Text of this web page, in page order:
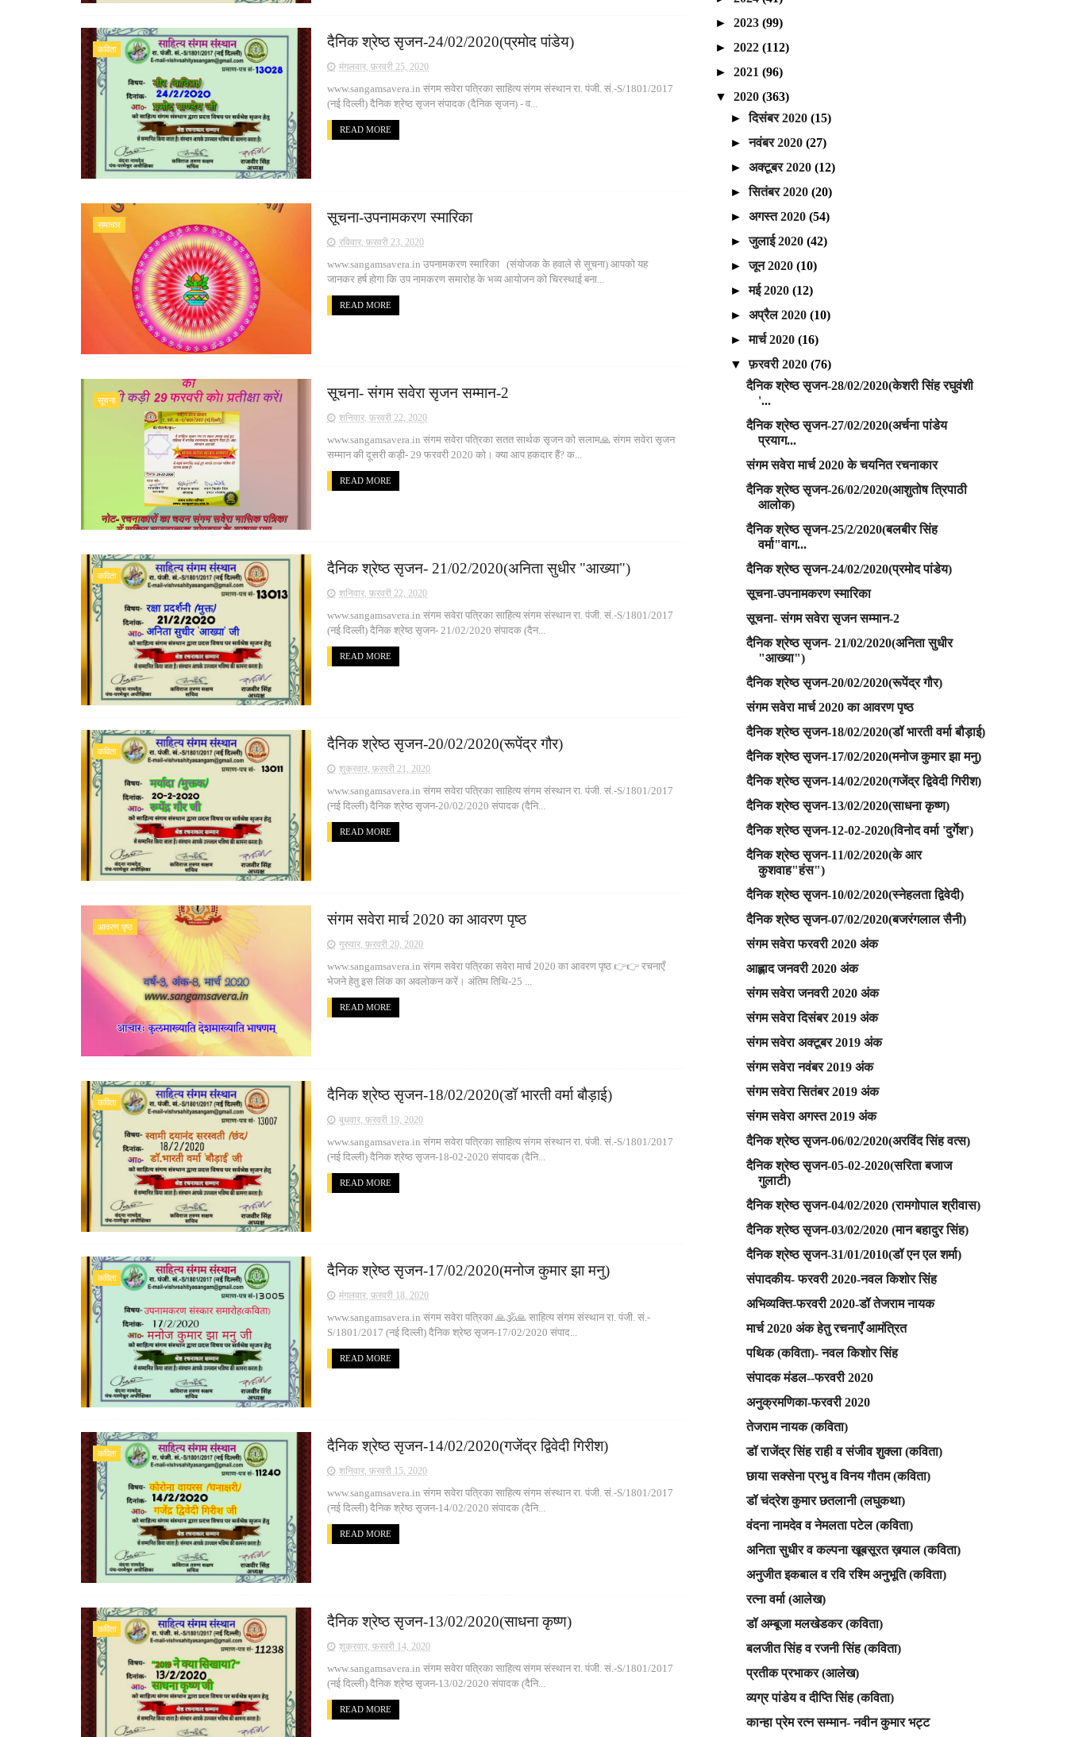
कविता दैनिक श्रेष्ठ सृजन-24/02/2020(प्रमोद पांडेय)
मंगलवार, फ़रवरी 25, 2020
www.sangamsavera.in संगम सवेरा पत्रिका साहित्य संगम संस्थान रा. पंजी. सं.-S/1801/2017
(नई दिल्ली) दैनिक श्रेष्ठ सृजन संपादक (दैनिक सृजन) - व...
READ MORE
समाचार सूचना-उपनामकरण स्मारिका
रविवार, फ़रवरी 23, 2020
www.sangamsavera.in उपनामकरण स्मारिका (संयोजक के हवाले से सूचना) आपको यह
जानकर हर्ष होगा कि उप नामकरण समारोह के भव्य आयोजन को चिरस्थाई बना...
READ MORE
सूचना सूचना- संगम सवेरा सृजन सम्मान-2
शनिवार, फ़रवरी 22, 2020
www.sangamsavera.in संगम सवेरा पत्रिका सतत सार्थक सृजन को सलाम🙏 संगम सवेरा सृजन
सम्मान की दूसरी कड़ी- 29 फरवरी 2020 को। क्या आप हकदार हैं? क...
READ MORE
कविता दैनिक श्रेष्ठ सृजन- 21/02/2020(अनिता सुधीर "आख्या")
शनिवार, फ़रवरी 22, 2020
www.sangamsavera.in संगम सवेरा पत्रिका साहित्य संगम संस्थान रा. पंजी. सं.-S/1801/2017
(नई दिल्ली) दैनिक श्रेष्ठ सृजन- 21/02/2020 संपादक (दैन...
READ MORE
कविता दैनिक श्रेष्ठ सृजन-20/02/2020(रूपेंद्र गौर)
शुक्रवार, फ़रवरी 21, 2020
www.sangamsavera.in संगम सवेरा पत्रिका साहित्य संगम संस्थान रा. पंजी. सं.-S/1801/2017
(नई दिल्ली) दैनिक श्रेष्ठ सृजन-20/02/2020 संपादक (दैनि...
READ MORE
आवरण पृष्ठ संगम सवेरा मार्च 2020 का आवरण पृष्ठ
गुरुवार, फ़रवरी 20, 2020
www.sangamsavera.in संगम सवेरा पत्रिका सवेरा मार्च 2020 का आवरण पृष्ठ 👉👉 रचनाएँ
भेजने हेतु इस लिंक का अवलोकन करें। अंतिम तिथि-25 ...
READ MORE
कविता दैनिक श्रेष्ठ सृजन-18/02/2020(डॉ भारती वर्मा बौड़ाई)
बुधवार, फ़रवरी 19, 2020
www.sangamsavera.in संगम सवेरा पत्रिका साहित्य संगम संस्थान रा. पंजी. सं.-S/1801/2017
(नई दिल्ली) दैनिक श्रेष्ठ सृजन-18-02-2020 संपादक (दैनि...
READ MORE
कविता दैनिक श्रेष्ठ सृजन-17/02/2020(मनोज कुमार झा मनु)
मंगलवार, फ़रवरी 18, 2020
www.sangamsavera.in संगम सवेरा पत्रिका 🙏🕉🙏 साहित्य संगम संस्थान रा. पंजी. सं.-
S/1801/2017 (नई दिल्ली) दैनिक श्रेष्ठ सृजन-17/02/2020 संपाद...
READ MORE
कविता दैनिक श्रेष्ठ सृजन-14/02/2020(गजेंद्र द्विवेदी गिरीश)
शनिवार, फ़रवरी 15, 2020
www.sangamsavera.in संगम सवेरा पत्रिका साहित्य संगम संस्थान रा. पंजी. सं.-S/1801/2017
(नई दिल्ली) दैनिक श्रेष्ठ सृजन-14/02/2020 संपादक (दैनि...
READ MORE
कविता दैनिक श्रेष्ठ सृजन-13/02/2020(साधना कृष्ण)
शुक्रवार, फ़रवरी 14, 2020
www.sangamsavera.in संगम सवेरा पत्रिका साहित्य संगम संस्थान रा. पंजी. सं.-S/1801/2017
(नई दिल्ली) दैनिक श्रेष्ठ सृजन-13/02/2020 संपादक (दैनि...
READ MORE
► 2023 (99)
► 2022 (112)
► 2021 (96)
▼ 2020 (363)
►दिसंबर 2020(15)
►नवंबर 2020(27)
►अक्टूबर 2020(12)
►सितंबर 2020(20)
►अगस्त 2020(54)
►जुलाई 2020(42)
►जून 2020(10)
►मई 2020(12)
►अप्रैल 2020(10)
►मार्च 2020(16)
▼फ़रवरी 2020(76)
दैनिक श्रेष्ठ सृजन-28/02/2020(केशरी सिंह रघुवंशी
'...
दैनिक श्रेष्ठ सृजन-27/02/2020(अर्चना पांडेय
प्रयाग...
संगम सवेरा मार्च 2020 के चयनित रचनाकार
दैनिक श्रेष्ठ सृजन-26/02/2020(आशुतोष त्रिपाठी
आलोक)
दैनिक श्रेष्ठ सृजन-25/2/2020(बलबीर सिंह
वर्मा"वाग...
दैनिक श्रेष्ठ सृजन-24/02/2020(प्रमोद पांडेय)
सूचना-उपनामकरण स्मारिका
सूचना- संगम सवेरा सृजन सम्मान-2
दैनिक श्रेष्ठ सृजन- 21/02/2020(अनिता सुधीर
"आख्या")
दैनिक श्रेष्ठ सृजन-20/02/2020(रूपेंद्र गौर)
संगम सवेरा मार्च 2020 का आवरण पृष्ठ
दैनिक श्रेष्ठ सृजन-18/02/2020(डॉ भारती वर्मा बौड़ाई)
दैनिक श्रेष्ठ सृजन-17/02/2020(मनोज कुमार झा मनु)
दैनिक श्रेष्ठ सृजन-14/02/2020(गजेंद्र द्विवेदी गिरीश)
दैनिक श्रेष्ठ सृजन-13/02/2020(साधना कृष्ण)
दैनिक श्रेष्ठ सृजन-12-02-2020(विनोद वर्मा 'दुर्गेश')
दैनिक श्रेष्ठ सृजन-11/02/2020(के आर
कुशवाह"हंस")
दैनिक श्रेष्ठ सृजन-10/02/2020(स्नेहलता द्विवेदी)
दैनिक श्रेष्ठ सृजन-07/02/2020(बजरंगलाल सैनी)
संगम सवेरा फरवरी 2020 अंक
आह्लाद जनवरी 2020 अंक
संगम सवेरा जनवरी 2020 अंक
संगम सवेरा दिसंबर 2019 अंक
संगम सवेरा अक्टूबर 2019 अंक
संगम सवेरा नवंबर 2019 अंक
संगम सवेरा सितंबर 2019 अंक
संगम सवेरा अगस्त 2019 अंक
दैनिक श्रेष्ठ सृजन-06/02/2020(अरविंद सिंह वत्स)
दैनिक श्रेष्ठ सृजन-05-02-2020(सरिता बजाज
गुलाटी)
दैनिक श्रेष्ठ सृजन-04/02/2020 (रामगोपाल श्रीवास)
दैनिक श्रेष्ठ सृजन-03/02/2020 (मान बहादुर सिंह)
दैनिक श्रेष्ठ सृजन-31/01/2010(डॉ एन एल शर्मा)
संपादकीय- फरवरी 2020-नवल किशोर सिंह
अभिव्यक्ति-फरवरी 2020-डॉ तेजराम नायक
मार्च 2020 अंक हेतु रचनाएँ आमंत्रित
पथिक (कविता)- नवल किशोर सिंह
संपादक मंडल--फरवरी 2020
अनुक्रमणिका-फरवरी 2020
तेजराम नायक (कविता)
डॉ राजेंद्र सिंह राही व संजीव शुक्ला (कविता)
छाया सक्सेना प्रभु व विनय गौतम (कविता)
डॉ चंद्रेश कुमार छतलानी (लघुकथा)
वंदना नामदेव व नेमलता पटेल (कविता)
अनिता सुधीर व कल्पना खूबसूरत ख़याल (कविता)
अनुजीत इकबाल व रवि रश्मि अनुभूति (कविता)
रत्ना वर्मा (आलेख)
डॉ अम्बूजा मलखेडकर (कविता)
बलजीत सिंह व रजनी सिंह (कविता)
प्रतीक प्रभाकर (आलेख)
व्यग्र पांडेय व दीप्ति सिंह (कविता)
कान्हा प्रेम रत्न सम्मान- नवीन कुमार भट्ट